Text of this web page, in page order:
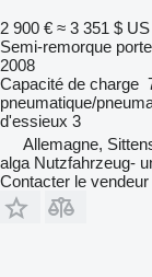
2 900 € ≈ 3 351 $ US
Semi-remorque
2008
Capacité de charge
pneumatique/
d'essieux 3
Allemagne,
alga Nutzfahrzeug-
Contacter le vendeur